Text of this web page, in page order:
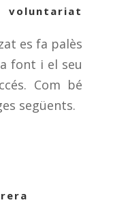
voluntariat
es fa palès
font i el seu
Com bé
següents.